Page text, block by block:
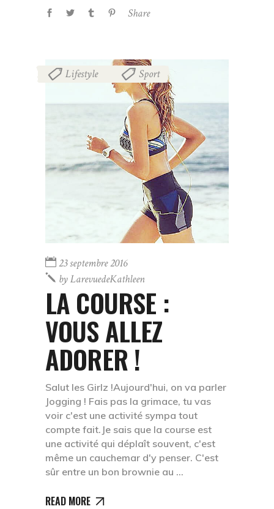
Share
Lifestyle Sport
23 septembre 2016
byLarevuedeKathleen
LA COURSE :
VOUS ALLEZ
ADORER !
Salut les Girlz !Aujourd'hui, on va parler
Jogging ! Fais pas la grimace, tu vas
voir c'est une activité sympa tout
compte fait.Je sais que la course est
une activité qui déplaît souvent, c'est
même un cauchemar d'y penser. C'est
sûr entre un bon brownie au
READ MORE